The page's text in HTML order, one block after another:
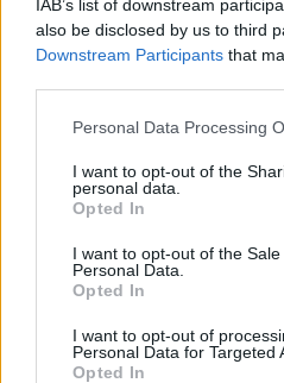
IAB’s list of downstream
also be disclosed by us to third
Downstream Participants that
Personal Data Processing
I want to opt-out of the
personal data.
Opted In
I want to opt-out of the
Personal Data.
Opted In
I want to opt-out of
Personal Data for Targeted
Opted In
Kam na výlet
v přírodě
i voda